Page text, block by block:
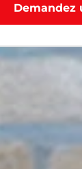
Demandez